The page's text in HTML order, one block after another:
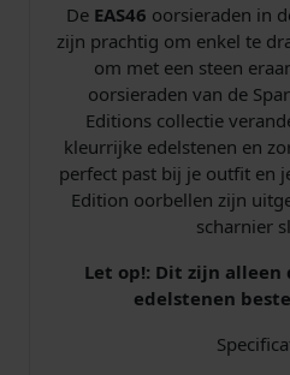
u
s
h
B
a
c
k
Z
r
De EAS46 oorsieraden in
zijn prachtig om enkel te
om met een steen
oorsieraden van de
Editions collectie
kleurrijke edelstenen en
perfect past bij je outfit en
Edition oorbellen zijn
scharnier
Let op!: Dit zijn alleen
edelstenen